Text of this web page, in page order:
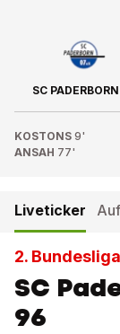
SC
KOSTONS 9'
ANSAH 77'
Liveticker
2. Bundesliga
SC
96